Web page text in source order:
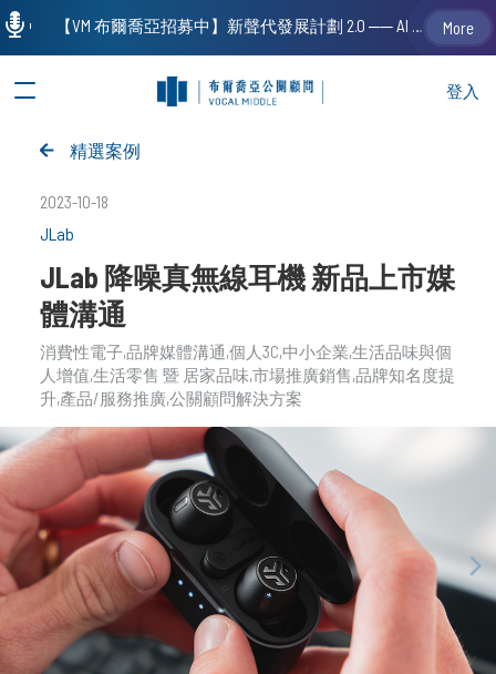
登入
精選案例
2023-10-18
JLab
JLab 降噪真無線耳機 新品上市媒
體溝通
消費性電子 品牌媒體溝通 個人3C 中小企業 生活品味與個
人增值 生活零售 暨 居家品味 市場推廣銷售 品牌知名度提
升產品/服務推廣公關顧問解決方案
【VM 布爾喬亞招募中】新聲代發展計劃 2.0 ── AI PR 人才加速養成計劃（歡迎「應屆畢業生」、「一年以下相關 / 三年以下非相關經驗工作者」申請加入） More